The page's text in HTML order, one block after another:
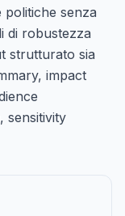
senza
di robustezza
strutturato sia
impact
sensitivity